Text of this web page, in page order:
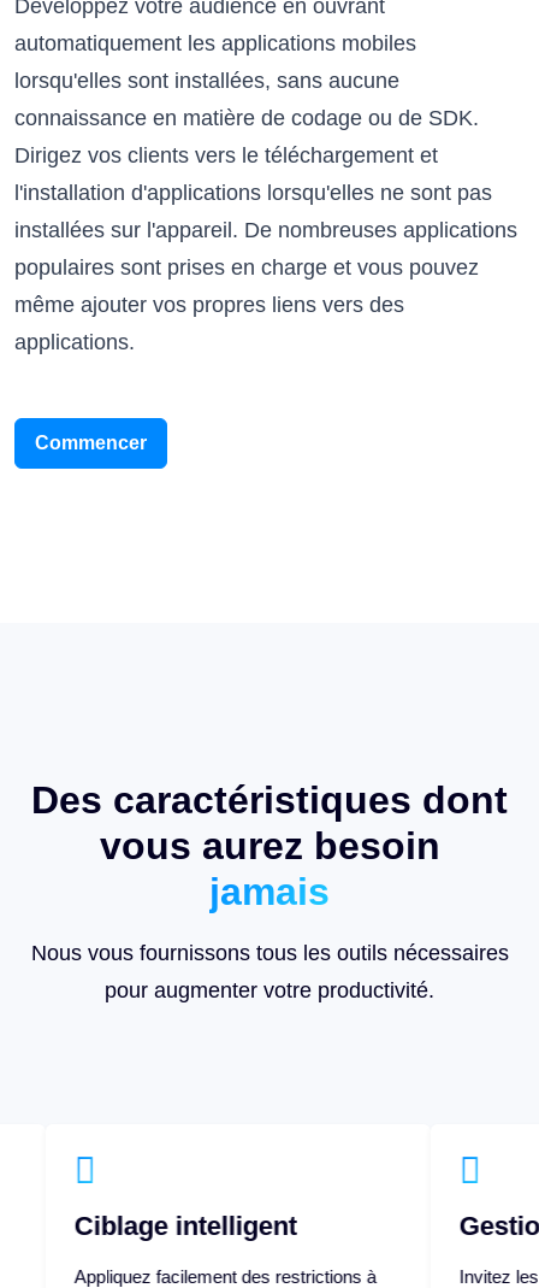
automatiquement les applications mobiles
lorsqu'elles sont installées, sans aucune
connaissance en matière de codage ou de SDK.
Dirigez vos clients vers le téléchargement et
l'installation d'applications lorsqu'elles ne sont pas
installées sur l'appareil. De nombreuses applications
populaires sont prises en charge et vous pouvez
même ajouter vos propres liens vers des
applications.
Commencer
Des caractéristiques dont
vous aurez besoin
jamais
Nous vous fournissons tous les outils nécessaires
pour augmenter votre productivité.
intelligent
des restrictions à
Gestion d'équipe
Invitez les membres de votre